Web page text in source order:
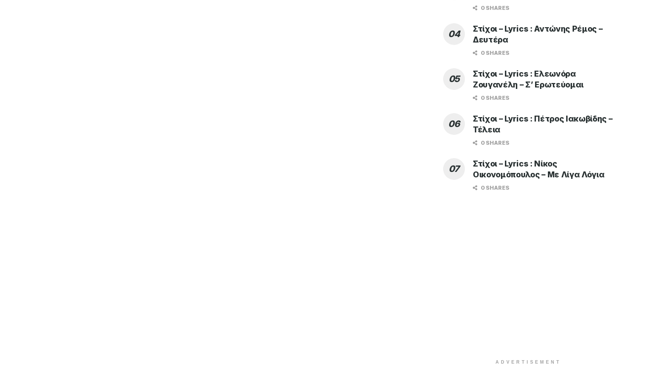
0 SHARES
Στίχοι – Lyrics : Αντώνης Ρέμος –
Δευτέρα
0 SHARES
Στίχοι – Lyrics : Ελεωνόρα
Ζουγανέλη – Σ’ Ερωτεύομαι
0 SHARES
Στίχοι – Lyrics : Πέτρος Ιακωβίδης –
Τέλεια
0 SHARES
Στίχοι – Lyrics : Νίκος
Οικονομόπουλος – Με Λίγα Λόγια
0 SHARES
ADVERTISEMENT